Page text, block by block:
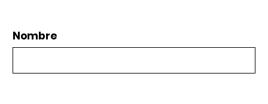
Nombre